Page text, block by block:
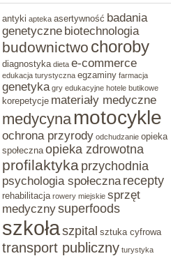
antyki apteka asertywność badania
genetyczne biotechnologia
budownictwo choroby
diagnostyka dieta e-commerce
edukacja turystyczna egzaminy farmacja
genetyka gry edukacyjne hotele butikowe
korepetycje materiały medyczne
medycyna motocykle
ochrona przyrody odchudzanie opieka
społeczna opieka zdrowotna
profilaktyka przychodnia
psychologia społeczna recepty
rehabilitacja rowery miejskie sprzęt
medycznysuperfoods
szkołaszpital sztuka cyfrowa
transport publiczny turystyka